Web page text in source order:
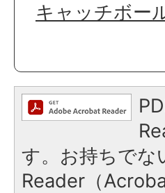
キャッチボー
す。お持ちでな
Reader（